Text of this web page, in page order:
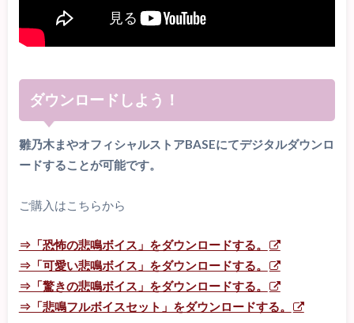
ダウンロードしよう！
雛乃木まやオフィシャルストアBASEにてデジタルダウンロ
ードすることが可能です。
ご購入はこちらから
⇒「恐怖の悲鳴ボイス」をダウンロードする。
⇒「可愛い悲鳴ボイス」をダウンロードする。
⇒「驚きの悲鳴ボイス」をダウンロードする。
⇒「悲鳴フルボイスセット」をダウンロードする。